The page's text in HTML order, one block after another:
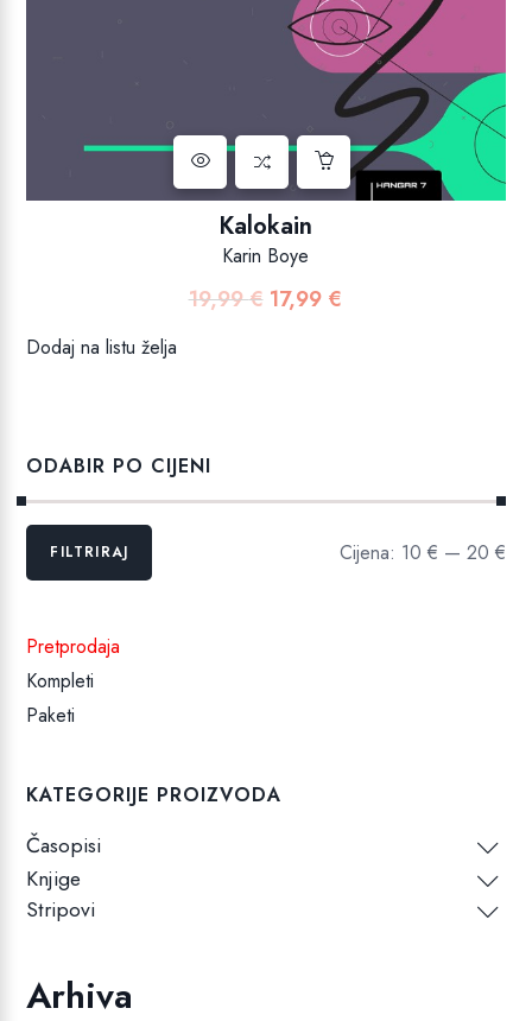
Kalokain
Karin Boye
19,99€ Izvorna
17,99 €Trenutna
Dodaj na listu želja
ODABIR PO CIJENI
Min
MaksFILTRIRAJ Cijena: 10 € — 20 €
Pretprodaja
Kompleti
Paketi
KATEGORIJE PROIZVODA
Časopisi
Knjige
Stripovi
Arhiva